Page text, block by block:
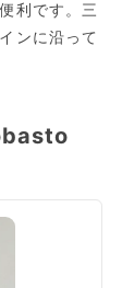
利です。三
ンに沿って